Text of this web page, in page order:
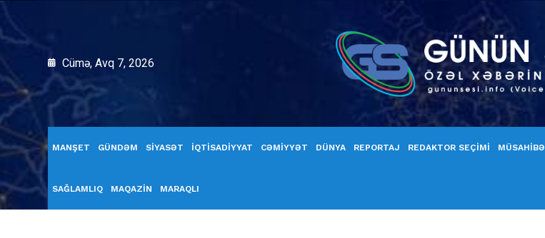
Cümə, Avq 7, 2026
MANŞET GÜNDƏM SİYASƏT İQTİSADİYYAT CƏMİYYƏT DÜNYA REPORTAJ REDAKTOR SEÇİMİ MÜSAHİBƏ
SAĞLAMLIQ MAQAZİN MARAQLI